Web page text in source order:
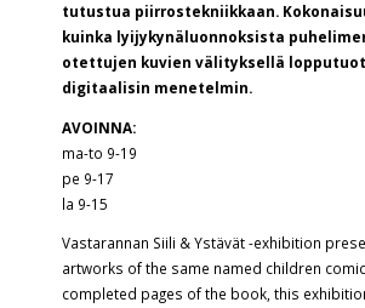
tutustua piirrostekniikkaan.
kuinka lyijykynäluonnoksista
otettujen kuvien välityksellä
digitaalisin menetelmin.
AVOINNA:
ma-to 9-19
pe 9-17
la 9-15
Vastarannan Siili & Ystävät -exhibition
artworks of the same named children
completed pages of the book, this